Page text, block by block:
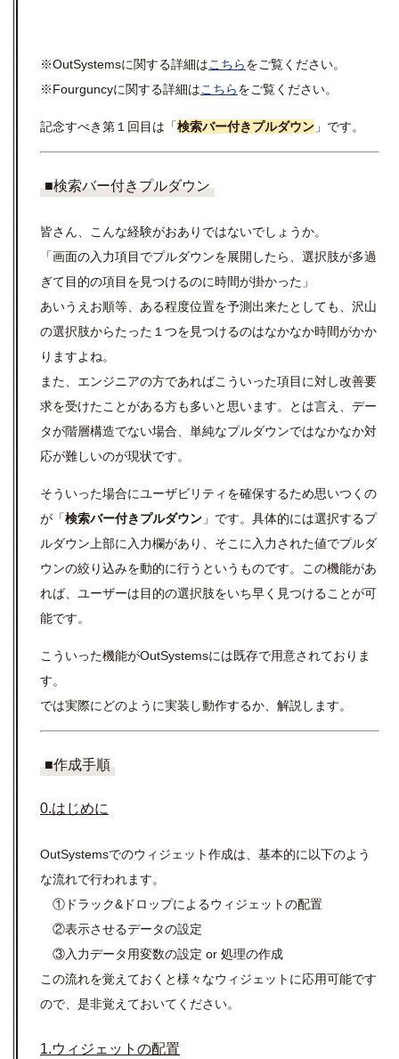
※OutSystemsに関する詳細はこちらをご覧ください。
※Fourguncyに関する詳細はこちらをご覧ください。
記念すべき第１回目は「検索バー付きプルダウン 」です。
■検索バー付きプルダウン
皆さん、こんな経験がおありではないでしょうか。
「画面の入力項目でプルダウンを展開したら、選択肢が多過
ぎて目的の項目を見つけるのに時間が掛かった」
あいうえお順等、ある程度位置を予測出来たとしても、沢山
の選択肢からたった１つを見つけるのはなかなか時間がかか
りますよね。
また、エンジニアの方であればこういった項目に対し改善要
求を受けたことがある方も多いと思います。とは言え、デー
タが階層構造でない場合、単純なプルダウンではなかなか対
応が難しいのが現状です。
そういった場合にユーザビリティを確保するため思いつくの
が「検索バー付きプルダウン 」です。具体的には選択するプ
ルダウン上部に入力欄があり、そこに入力された値でプルダ
ウンの絞り込みを動的に行うというものです。この機能があ
れば、ユーザーは目的の選択肢をいち早く見つけることが可
能です。
こういった機能がOutSystemsには既存で用意されておりま
す。
では実際にどのように実装し動作するか、解説します。
■作成手順
0.はじめに
OutSystemsでのウィジェット作成は、基本的に以下のよう
な流れで行われます。
①ドラック&ドロップによるウィジェットの配置
②表示させるデータの設定
③入力データ用変数の設定 or 処理の作成
この流れを覚えておくと様々なウィジェットに応用可能です
ので、是非覚えておいてください。
1.ウィジェットの配置